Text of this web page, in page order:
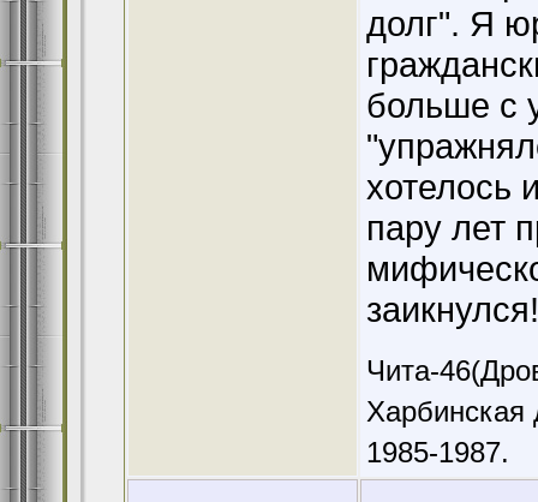
долг". Я
больше с
хотелось
пару лет
Чита-
Харбинская
1985-1987.